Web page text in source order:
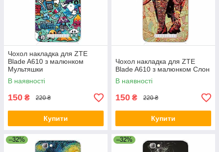
Чохол накладка для ZTE
Blade A610 з малюнком
Мультяшки
В наявності
150 ₴ 220 ₴
Купити
Чохол накладка для ZTE
Blade A610 з малюнком Слон
В наявності
150 ₴ 220 ₴
Купити
–32% –32%